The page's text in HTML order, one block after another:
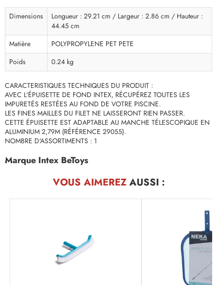
Dimensions
Longueur : 29.21 cm / Largeur : 2.86 cm / Hauteur :
44.45 cm
Matière
POLYPROPYLENE PET PETE
Poids
0.24 kg
CARACTERISTIQUES TECHNIQUES DU PRODUIT :
AVEC L'ÉPUISETTE DE FOND INTEX, RÉCUPÉREZ TOUTES LES
IMPURETÉS RESTÉES AU FOND DE VOTRE PISCINE.
LES FINES MAILLES DU FILET NE LAISSERONT RIEN PASSER.
CETTE ÉPUISETTE EST ADAPTABLE AU MANCHE TÉLESCOPIQUE EN
ALUMINIUM 2,79M (RÉFÉRENCE 29055).
NOMBRE D'ASSORTIMENTS : 1
Marque Intex BeToys
VOUS AIMEREZAUSSI :